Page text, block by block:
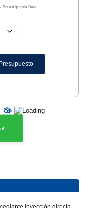
Bota Agrícola Bata